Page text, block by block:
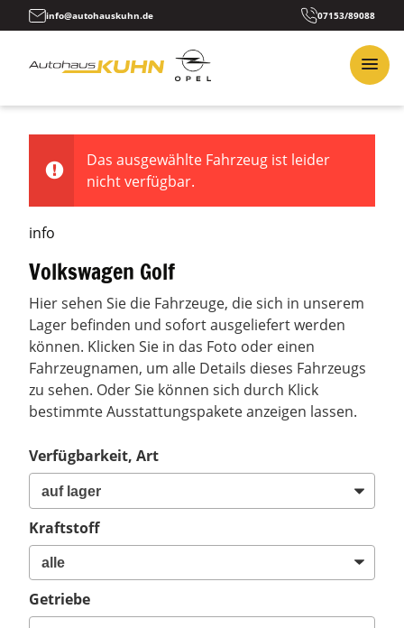
info@autohauskuhn.de 07153/89088
Das ausgewählte Fahrzeug ist leider
nicht verfügbar.
info
Volkswagen Golf
Hier sehen Sie die Fahrzeuge, die sich in unserem
Lager befinden und sofort ausgeliefert werden
können. Klicken Sie in das Foto oder einen
Fahrzeugnamen, um alle Details dieses Fahrzeugs
zu sehen. Oder Sie können sich durch Klick
bestimmte Ausstattungspakete anzeigen lassen.
Verfügbarkeit, Art
Kraftstoff
Getriebe